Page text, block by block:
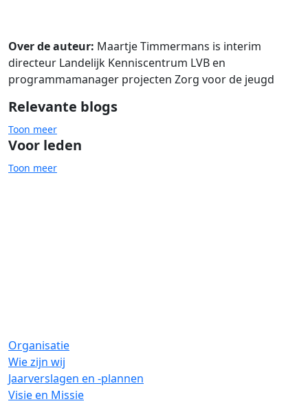
Over de auteur: Maartje Timmermans is interim
directeur Landelijk Kenniscentrum LVB en
programmamanager projecten Zorg voor de jeugd
Relevante blogs
Toon meer
Voor leden
Toon meer
Organisatie
Wie zijn wij
Jaarverslagen en -plannen
Visie en Missie